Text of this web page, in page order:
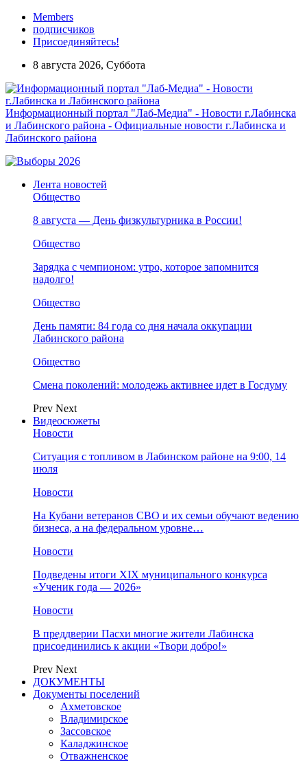
Members
подписчиков
Присоединяйтесь!
8 августа 2026, Суббота
Информационный портал "Лаб-Медиа" - Новости г.Лабинска
и Лабинского района - Официальные новости г.Лабинска и
Лабинского района
Лента новостей
Общество
8 августа — День физкультурника в России!
Общество
Зарядка с чемпионом: утро, которое запомнится
надолго!
Общество
День памяти: 84 года со дня начала оккупации
Лабинского района
Общество
Смена поколений: молодежь активнее идет в Госдуму
Prev Next
Видеосюжеты
Новости
Ситуация с топливом в Лабинском районе на 9:00, 14
июля
Новости
На Кубани ветеранов СВО и их семьи обучают ведению
бизнеса, а на федеральном уровне…
Новости
Подведены итоги XIX муниципального конкурса
«Ученик года — 2026»
Новости
В преддверии Пасхи многие жители Лабинска
присоединились к акции «Твори добро!»
Prev Next
ДОКУМЕНТЫ
Документы поселений
Ахметовское
Владимирское
Зассовское
Каладжинское
Отважненское